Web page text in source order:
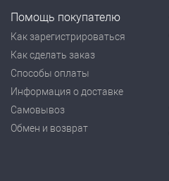
Помощь покупателю
Как зарегистрироваться
Как сделать заказ
Способы оплаты
Информация о доставке
Самовывоз
Обмен и возврат